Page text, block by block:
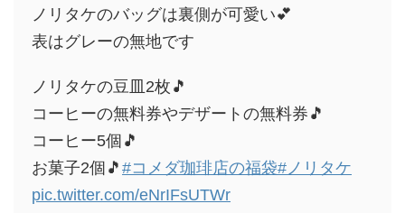
ノリタケのバッグは裏側が可愛い💕
表はグレーの無地です
ノリタケの豆皿2枚🎵
コーヒーの無料券やデザートの無料券🎵
コーヒー5個🎵
お菓子2個🎵 #コメダ珈琲店の福袋#ノリタケ
pic.twitter.com/eNrIFsUTWr